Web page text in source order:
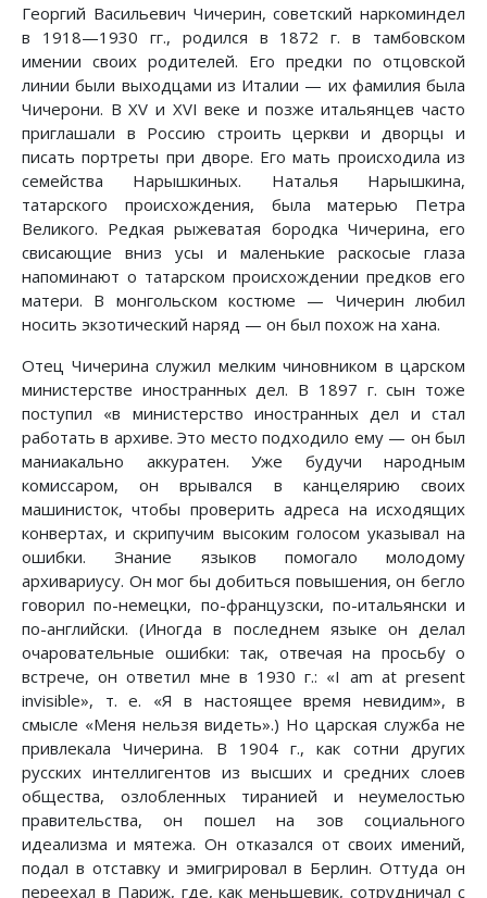
Георгий Васильевич Чичерин, советский наркоминдел
в 1918—1930 гг., родился в 1872 г. в тамбовском
имении своих родителей. Его предки по отцовской
линии были выходцами из Италии — их фамилия была
Чичерони. В XV и XVI веке и позже итальянцев часто
приглашали в Россию строить церкви и дворцы и
писать портреты при дворе. Его мать происходила из
семейства Нарышкиных. Наталья Нарышкина,
татарского происхождения, была матерью Петра
Великого. Редкая рыжеватая бородка Чичерина, его
свисающие вниз усы и маленькие раскосые глаза
напоминают о татарском происхождении предков его
матери. В монгольском костюме — Чичерин любил
носить экзотический наряд — он был похож на хана.
Отец Чичерина служил мелким чиновником в царском
министерстве иностранных дел. В 1897 г. сын тоже
поступил «в министерство иностранных дел и стал
работать в архиве. Это место подходило ему — он был
маниакально аккуратен. Уже будучи народным
комиссаром, он врывался в канцелярию своих
машинисток, чтобы проверить адреса на исходящих
конвертах, и скрипучим высоким голосом указывал на
ошибки. Знание языков помогало молодому
архивариусу. Он мог бы добиться повышения, он бегло
говорил по-немецки, по-французски, по-итальянски и
по-английски. (Иногда в последнем языке он делал
очаровательные ошибки: так, отвечая на просьбу о
встрече, он ответил мне в 1930 г.: «I am at present
invisible», т. e. «Я в настоящее время невидим», в
смысле «Меня нельзя видеть».) Но царская служба не
привлекала Чичерина. В 1904 г., как сотни других
русских интеллигентов из высших и средних слоев
общества, озлобленных тиранией и неумелостью
правительства, он пошел на зов социального
идеализма и мятежа. Он отказался от своих имений,
подал в отставку и эмигрировал в Берлин. Оттуда он
переехал в Париж, где, как меньшевик, сотрудничал с